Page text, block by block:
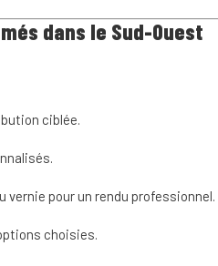
dans le Sud-Ouest
ciblée.
pour un rendu professionnel.
choisies.